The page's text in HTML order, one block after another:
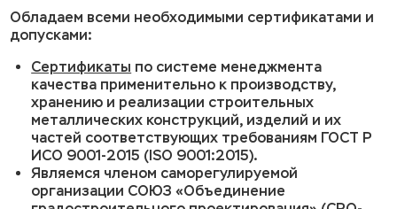
Обладаем всеми необходимыми сертификатами и
допусками:
Сертификаты по системе менеджмента
качества применительно к производству,
хранению и реализации строительных
металлических конструкций, изделий и их
частей соответствующих требованиям ГОСТ Р
ИСО 9001-2015 (ISO 9001:2015).
Являемся членом саморегулируемой
организации СОЮЗ «Объединение